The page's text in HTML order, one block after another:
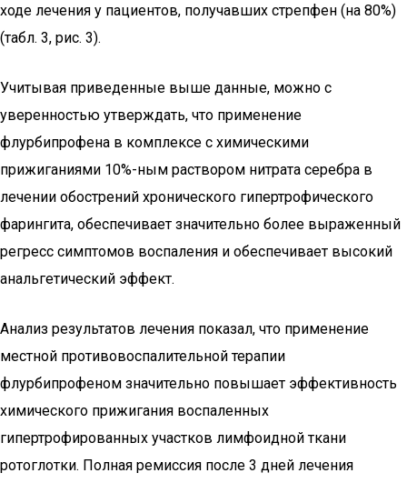
ходе лечения у пациентов, получавших стрепфен (на 80%)
(табл. 3, рис. 3).
Учитывая приведенные выше данные, можно с
уверенностью утверждать, что применение
флурбипрофена в комплексе с химическими
прижиганиями 10%-ным раствором нитрата серебра в
лечении обострений хронического гипертрофического
фарингита, обеспечивает значительно более выраженный
регресс симптомов воспаления и обеспечивает высокий
анальгетический эффект.
Анализ результатов лечения показал, что применение
местной противовоспалительной терапии
флурбипрофеном значительно повышает эффективность
химического прижигания воспаленных
гипертрофированных участков лимфоидной ткани
ротоглотки. Полная ремиссия после 3 дней лечения